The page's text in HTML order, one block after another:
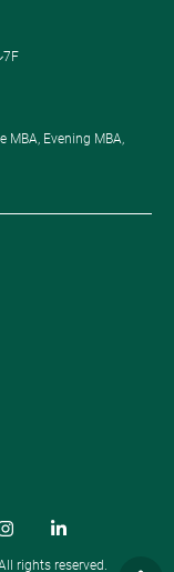
7F
MBA, Evening MBA,
rights reserved.